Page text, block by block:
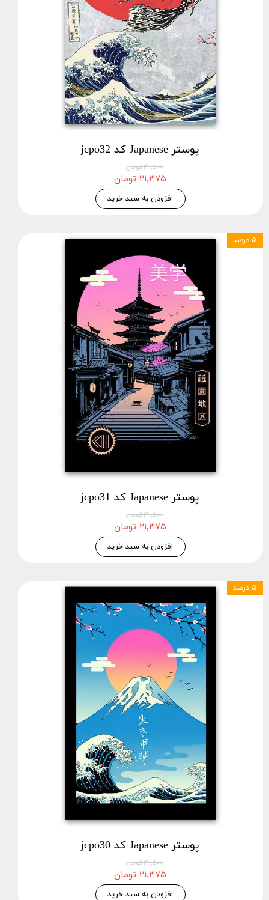
پوستر Japanese کد jcpo32
۲۲,۵۰۰ تومان
۲۱,۳۷۵ تومان
افزودن به سبد خرید
پوستر Japanese کد jcpo31
۲۲,۵۰۰ تومان
۲۱,۳۷۵ تومان
افزودن به سبد خرید
۵ درصد
پوستر Japanese کد jcpo30
۲۲,۵۰۰ تومان
۲۱,۳۷۵ تومان
افزودن به سبد خرید
۵ درصد